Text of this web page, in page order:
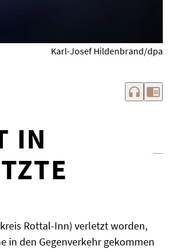
Karl-Josef Hildenbrand/dpa
headphones chrome_reader_mode
IN
Rottal-Inn) verletzt worden,
in den Gegenverkehr gekommen